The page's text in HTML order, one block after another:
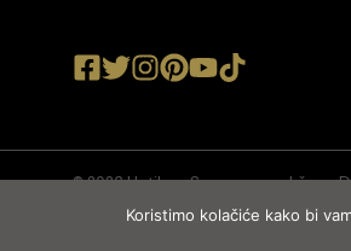
© 2026 Ustilu.rs Sva prava zadržana.
Koristimo kolačiće kako bi